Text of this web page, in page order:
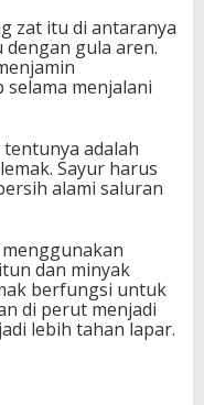
zat itu di antaranya
gula aren.
menjalani
adalah
Sayur harus
alami saluran
dan minyak
berfungsi untuk
di perut menjadi
lebih tahan lapar.